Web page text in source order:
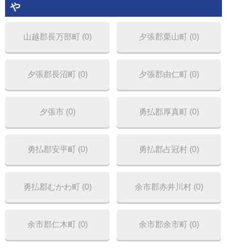
や
山越郡長万部町 (0) 夕張郡栗山町 (0)
夕張郡長沼町 (0) 夕張郡由仁町 (0)
夕張市 (0) 勇払郡厚真町 (0)
勇払郡安平町 (0) 勇払郡占冠村 (0)
勇払郡むかわ町 (0) 余市郡赤井川村 (0)
余市郡仁木町 (0) 余市郡余市町 (0)